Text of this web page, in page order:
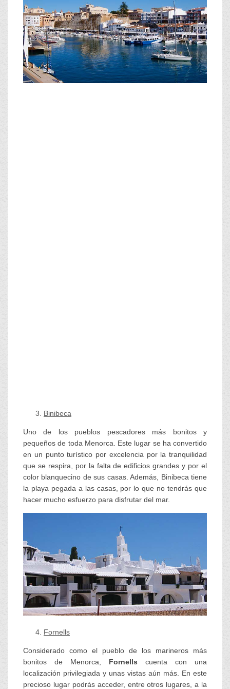
Binibeca
Uno de los pueblos pescadores más bonitos y
pequeños de toda Menorca. Este lugar se ha convertido
en un punto turístico por excelencia por la tranquilidad
que se respira, por la falta de edificios grandes y por el
color blanquecino de sus casas. Además, Binibeca tiene
la playa pegada a las casas, por lo que no tendrás que
hacer mucho esfuerzo para disfrutar del mar.
Fornells
Considerado como el pueblo de los marineros más
bonitos de Menorca, Fornells cuenta con una
localización privilegiada y unas vistas aún más. En este
precioso lugar podrás acceder, entre otros lugares, a la